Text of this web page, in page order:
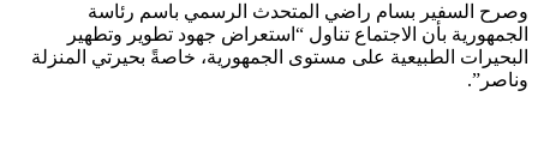
وصرح السفير بسام راضي المتحدث الرسمي باسم رئاسة
الجمهورية بأن الاجتماع تناول “استعراض جهود تطوير وتطهير
البحيرات الطبيعية على مستوى الجمهورية، خاصةً بحيرتي المنزلة
وناصر”.